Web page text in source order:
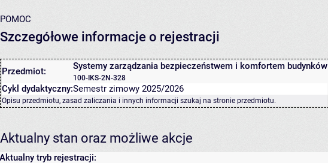
POMOC
Szczegółowe informacje o rejestracji
Przedmiot: Systemy zarządzania bezpieczeństwem i komfortem budynków
100-IKS-2N-328
Cykl dydaktyczny:Semestr zimowy 2025/2026
Opisu przedmiotu, zasad zaliczania i innych informacji szukaj na stronie przedmiotu.
Aktualny stan oraz możliwe akcje
Aktualny tryb rejestracji: